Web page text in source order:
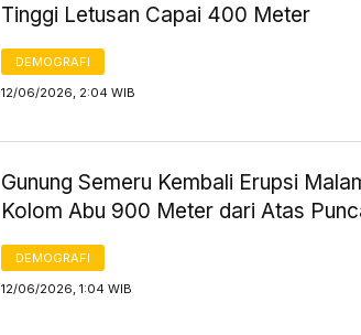
Tinggi Letusan Capai 400 Meter
DEMOGRAFI
12/06/2026, 2:04 WIB
Gunung Semeru Kembali Erupsi
Kolom Abu 900 Meter dari Atas
DEMOGRAFI
12/06/2026, 1:04 WIB